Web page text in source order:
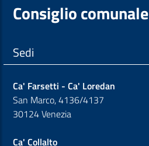
Consiglio comunale
Sedi
Ca' Farsetti - Ca' Loredan
San Marco, 4136/4137
30124 Venezia
Ca' Collalto